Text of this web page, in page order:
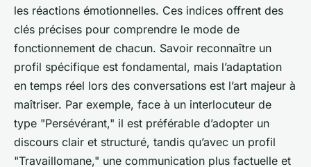
les réactions émotionnelles. Ces indices offrent des
clés précises pour comprendre le mode de
fonctionnement de chacun. Savoir reconnaître un
profil spécifique est fondamental, mais l’adaptation
en temps réel lors des conversations est l’art majeur à
maîtriser. Par exemple, face à un interlocuteur de
type "Persévérant," il est préférable d’adopter un
discours clair et structuré, tandis qu’avec un profil
"Travaillomane," une communication plus factuelle et